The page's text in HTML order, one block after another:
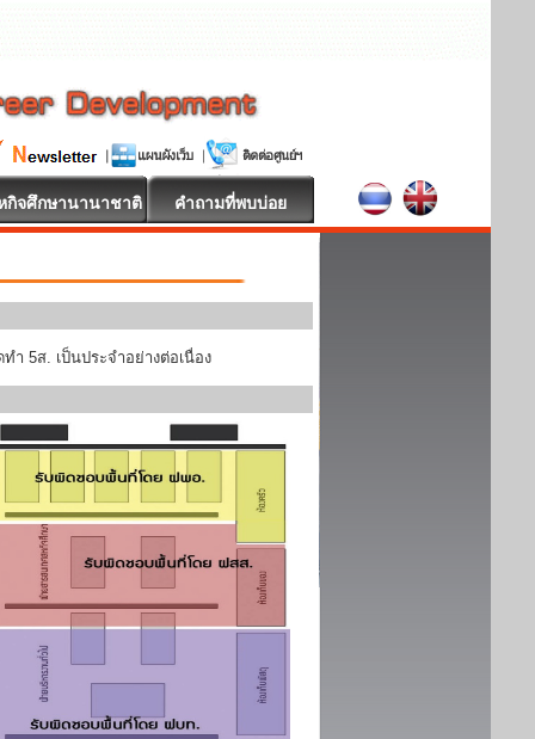
กิจศึกษานานาชาติ คำถามที่พบบ่อย
5ส. เป็นประจำอย่างต่อเนื่อง